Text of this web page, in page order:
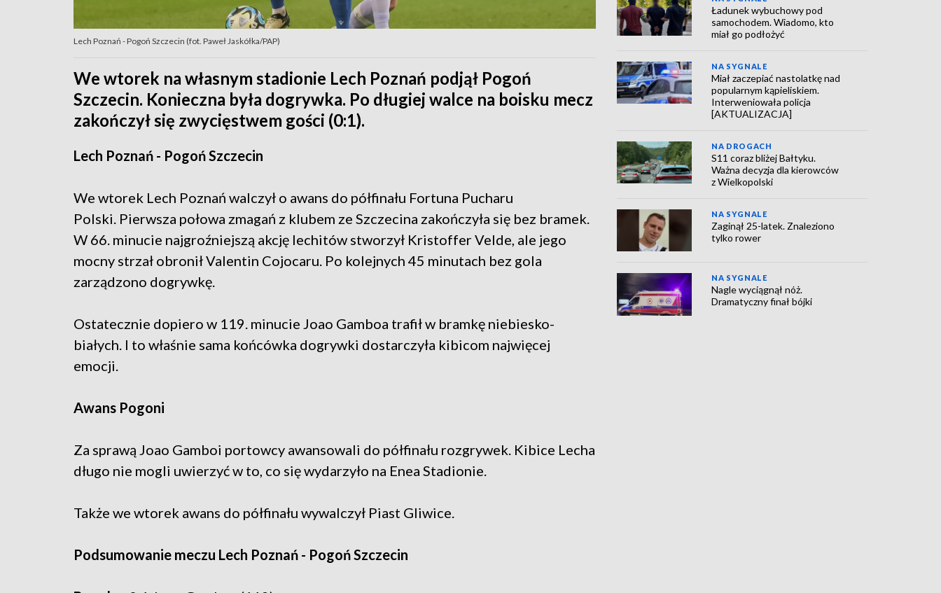
Lech Poznań - Pogoń Szczecin (fot. Paweł Jaskółka/PAP)
We wtorek na własnym stadionie Lech Poznań podjął Pogoń
Szczecin. Konieczna była dogrywka. Po długiej walce na boisku mecz
zakończył się zwycięstwem gości (0:1).
Lech Poznań - Pogoń Szczecin
We wtorek Lech Poznań walczył o awans do półfinału Fortuna Pucharu
Polski. Pierwsza połowa zmagań z klubem ze Szczecina zakończyła się bez bramek.
W 66. minucie najgroźniejszą akcję lechitów stworzył Kristoffer Velde, ale jego
mocny strzał obronił Valentin Cojocaru. Po kolejnych 45 minutach bez gola
zarządzono dogrywkę.
Ostatecznie dopiero w 119. minucie Joao Gamboa trafił w bramkę niebiesko-
białych. I to właśnie sama końcówka dogrywki dostarczyła kibicom najwięcej
emocji.
Awans Pogoni
Za sprawą Joao Gamboi portowcy awansowali do półfinału rozgrywek. Kibice Lecha
długo nie mogli uwierzyć w to, co się wydarzyło na Enea Stadionie.
Także we wtorek awans do półfinału wywalczył Piast Gliwice.
Podsumowanie meczu Lech Poznań - Pogoń Szczecin
Ładunek wybuchowy pod
samochodem. Wiadomo, kto
miał go podłożyć
NA SYGNALE
Miał zaczepiać nastolatkę nad
popularnym kąpieliskiem.
Interweniowała policja
[AKTUALIZACJA]
NA DROGACH
S11 coraz bliżej Bałtyku.
Ważna decyzja dla kierowców
z Wielkopolski
NA SYGNALE
Zaginął 25-latek. Znaleziono
tylko rower
NA SYGNALE
Nagle wyciągnął nóż.
Dramatyczny finał bójki